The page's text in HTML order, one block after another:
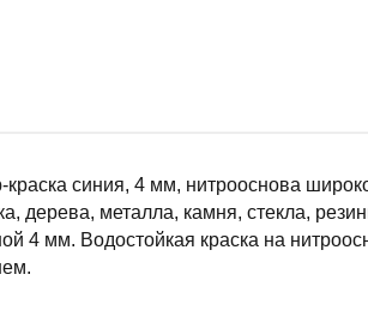
краска синия, 4 мм, нитрооснова
дерева, металла, камня, стекла,
4 мм. Водостойкая краска на